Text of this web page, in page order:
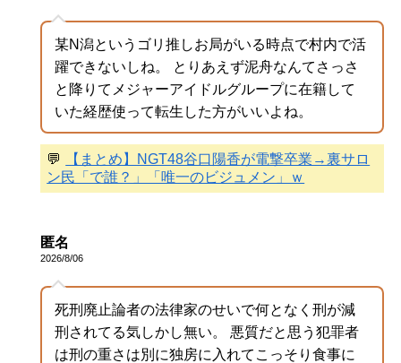
某N潟というゴリ推しお局がいる時点で村内で活
躍できないしね。 とりあえず泥舟なんてさっさ
と降りてメジャーアイドルグループに在籍して
いた経歴使って転生した方がいいよね。
💬
【まとめ】NGT48谷口陽香が電撃卒業→裏サロ
ン民「で誰？」「唯一のビジュメン」ｗ
匿名
2026/8/06
死刑廃止論者の法律家のせいで何となく刑が減
刑されてる気しかし無い。 悪質だと思う犯罪者
は刑の重さは別に独房に入れてこっそり食事に